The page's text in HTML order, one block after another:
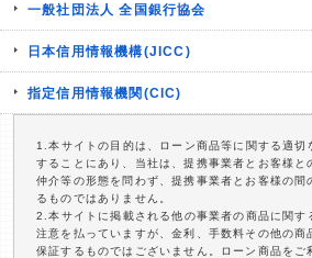
一般社団法人 全国銀行協会
日本信用情報機構(JICC)
指定信用情報機関(CIC)
1.本サイトの目的は、ローン商品等に関する適切
することにあり、当社は、提携事業者とお客様と
仲介等の形態を問わず、提携事業者とお客様の間
るものではありません。
2.本サイトに掲載される他の事業者の商品に関す
注意を払っていますが、金利、手数料その他の商
保証するものではございません。ローン商品をご